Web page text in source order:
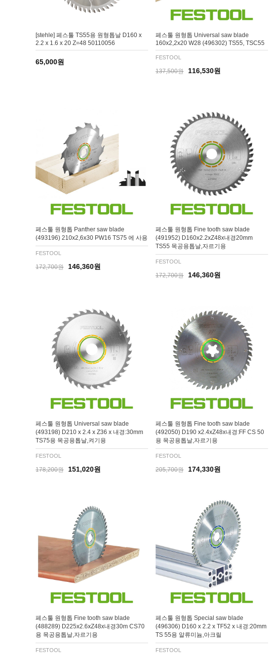
[stehle] 페스툴 TS55용 원형톱날 D160 x
2.2 x 1.6 x 20 Z=48 50110056
65,000원
페스툴 원형톱 Universal saw blade
160x2,2x20 W28 (496302) TS55, TSC55
FESTOOL
137,500원 116,530원
페스툴 원형톱 Panther saw blade
(493196) 210x2,6x30 PW16 TS75 에 사용
FESTOOL
172,700원 146,360원
페스툴 원형톱 Fine tooth saw blade
(491952) D160x2.2xZ48x내경20mm
TS55 목공용톱날,자르기용
FESTOOL
172,700원 146,360원
페스툴 원형톱 Universal saw blade
(493198) D210 x 2.4 x Z36 x 내경:30mm
TS75용 목공용톱날,켜기용
FESTOOL
178,200원 151,020원
페스툴 원형톱 Fine tooth saw blade
(492050) D190 x2.4xZ48x내경:FF CS 50
용 목공용톱날,자르기용
FESTOOL
205,700원 174,330원
페스툴 원형톱 Fine tooth saw blade
(488289) D225x2.6xZ48x내경30m CS70
용 목공용톱날,자르기용
FESTOOL
페스툴 원형톱 Special saw blade
(496306) D160 x 2.2 x TF52 x 내경:20mm
TS 55용 알류미늄,아크릴
FESTOOL